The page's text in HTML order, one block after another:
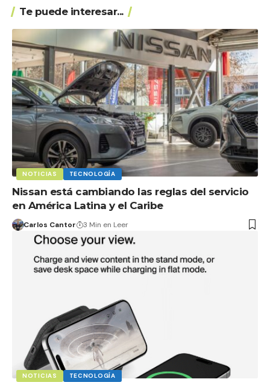
Te puede interesar...
NOTICIAS TECNOLOGÍA
Nissan está cambiando las reglas del servicio
en América Latina y el Caribe
Carlos Cantor 3 Min en Leer
NOTICIAS TECNOLOGÍA